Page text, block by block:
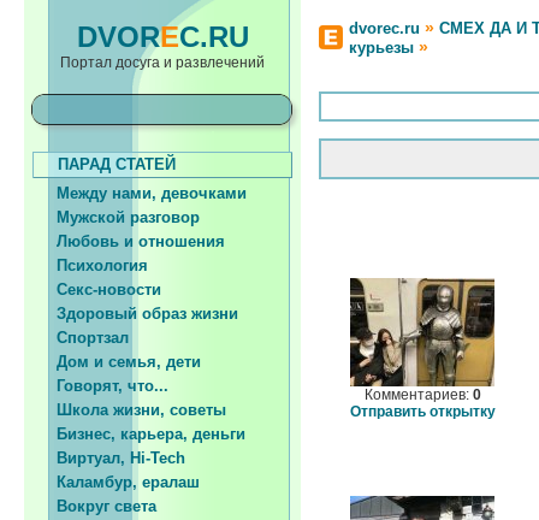
DVOREC.RU
Портал досуга и развлечений
dvorec.ru » СМЕХ ДА И
курьезы »
ПАРАД СТАТЕЙ
Между нами, девочками
Мужской разговор
Любовь и отношения
Психология
Секс-новости
Здоровый образ жизни
Спортзал
Дом и семья, дети
Говорят, что...
Школа жизни, советы
Бизнес, карьера, деньги
Виртуал, Hi-Tech
Каламбур, ералаш
Вокруг света
Комментариев: 0
Отправить открытку